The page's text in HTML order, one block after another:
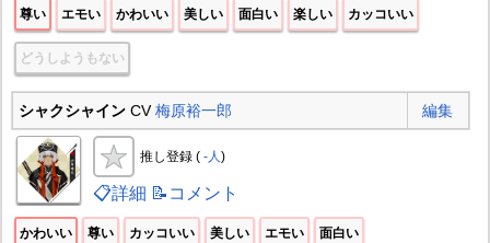
尊い エモい かわいい 美しい 面白い 楽しい カッコいい
どうしようもない
シャクシャインCV梅原裕一郎 編集
推し登録 ( -人)
📋詳細 📝コメント
かわいい 尊い カッコいい 美しい エモい 面白い